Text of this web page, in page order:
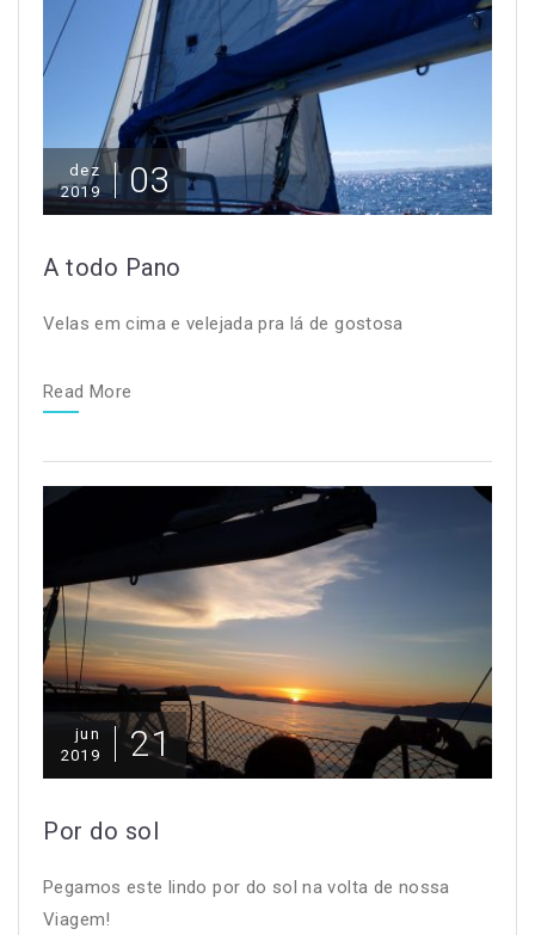
dez
2019
03
A todo Pano
Velas em cima e velejada pra lá de gostosa
Read More
jun
2019
21
Por do sol
Pegamos este lindo por do sol na volta de nossa
Viagem!